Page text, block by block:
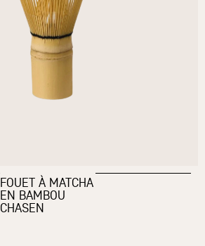
FOUET À MATCHA
EN BAMBOU
CHASEN